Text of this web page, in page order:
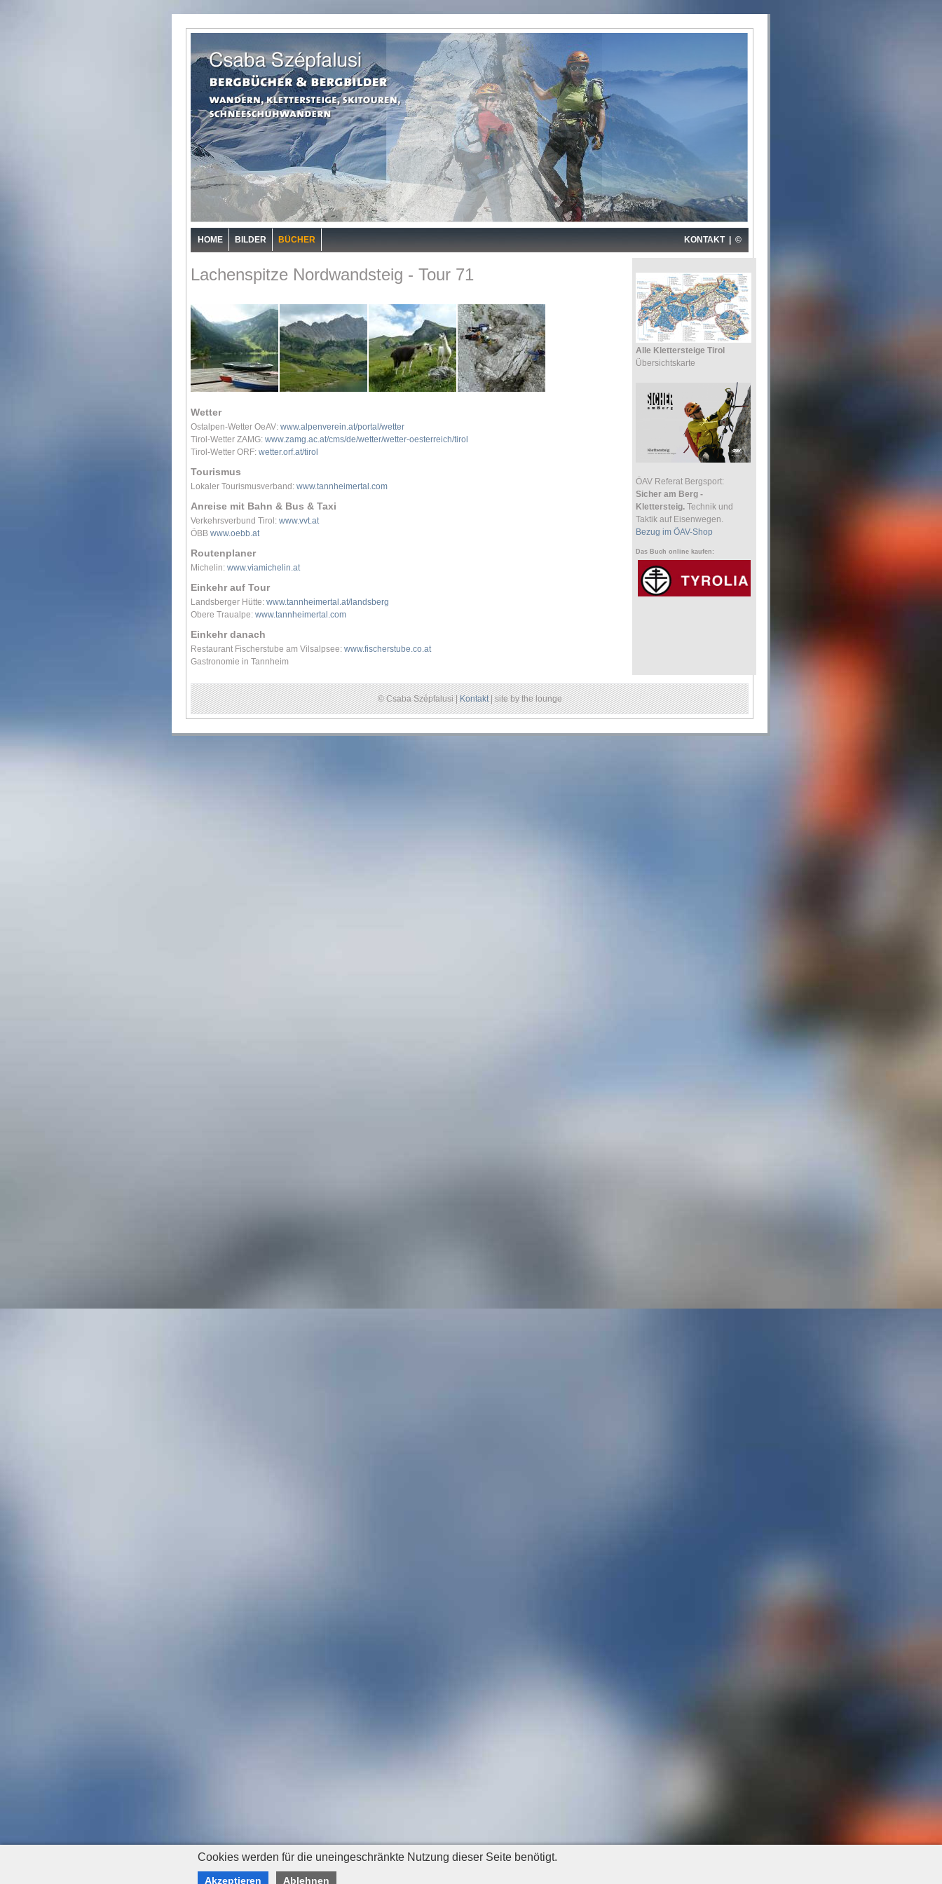
HOME BILDER BÜCHER KONTAKT| ©
Lachenspitze Nordwandsteig - Tour 71
Wetter
Ostalpen-Wetter OeAV: www.alpenverein.at/portal/wetter
Tirol-Wetter ZAMG: www.zamg.ac.at/cms/de/wetter/wetter-oesterreich/tirol
Tirol-Wetter ORF: wetter.orf.at/tirol
Tourismus
Lokaler Tourismusverband: www.tannheimertal.com
Anreise mit Bahn & Bus & Taxi
Verkehrsverbund Tirol: www.vvt.at
ÖBB www.oebb.at
Routenplaner
Michelin: www.viamichelin.at
Einkehr auf Tour
Landsberger Hütte: www.tannheimertal.at/landsberg
Obere Traualpe: www.tannheimertal.com
Einkehr danach
Restaurant Fischerstube am Vilsalpsee: www.fischerstube.co.at
Gastronomie in Tannheim
Alle Klettersteige Tirol
Übersichtskarte
ÖAV Referat Bergsport:
Sicher am Berg -
Klettersteig. Technik und
Taktik auf Eisenwegen.
Bezug im ÖAV-Shop
Das Buch online kaufen:
© Csaba Szépfalusi |Kontakt| site by the lounge
Cookies werden für die uneingeschränkte Nutzung dieser Seite benötigt.
Akzeptieren Ablehnen